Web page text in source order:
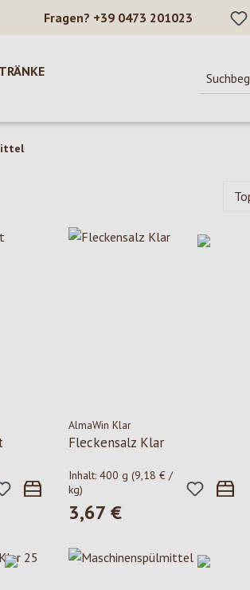
Fragen? +39 0473 201023
AlmaWin Klar
Fleckensalz Klar
Inhalt: 400 g (9,18 € /
kg)
Regulärer Preis:
3,67 €